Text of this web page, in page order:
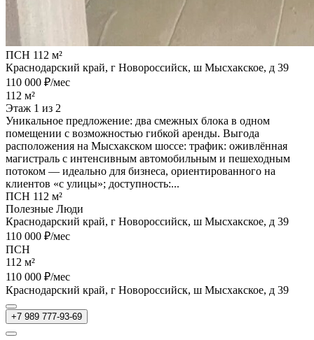
ПСН 112 м²
Краснодарский край, г Новороссийск, ш Мысхакское, д 39
110 000 ₽/мес
112 м²
Этаж 1 из 2
Уникальное предложение: два смежных блока в одном
помещении с возможностью гибкой аренды. Выгода
расположения на Мысхакском шоссе: трафик: оживлённая
магистраль с интенсивным автомобильным и пешеходным
потоком — идеально для бизнеса, ориентированного на
клиентов «с улицы»; доступность:...
ПСН 112 м²
Полезные Люди
Краснодарский край, г Новороссийск, ш Мысхакское, д 39
110 000 ₽/мес
ПСН
112 м²
110 000 ₽/мес
Краснодарский край, г Новороссийск, ш Мысхакское, д 39
+7 989 777-93-69